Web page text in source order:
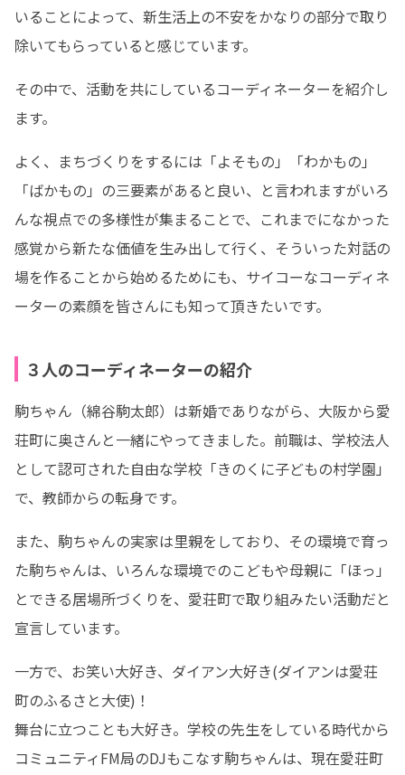
いることによって、新生活上の不安をかなりの部分で取り
除いてもらっていると感じています。
その中で、活動を共にしているコーディネーターを紹介し
ます。
よく、まちづくりをするには「よそもの」「わかもの」
「ばかもの」の三要素があると良い、と言われますがいろ
んな視点での多様性が集まることで、これまでになかった
感覚から新たな価値を生み出して行く、そういった対話の
場を作ることから始めるためにも、サイコーなコーディネ
ーターの素顔を皆さんにも知って頂きたいです。
３人のコーディネーターの紹介
駒ちゃん（綿谷駒太郎）は新婚でありながら、大阪から愛
荘町に奥さんと一緒にやってきました。前職は、学校法人
として認可された自由な学校「きのくに子どもの村学園」
で、教師からの転身です。
また、駒ちゃんの実家は里親をしており、その環境で育っ
た駒ちゃんは、いろんな環境でのこどもや母親に「ほっ」
とできる居場所づくりを、愛荘町で取り組みたい活動だと
宣言しています。
一方で、お笑い大好き、ダイアン大好き(ダイアンは愛荘
町のふるさと大使)！
舞台に立つことも大好き。学校の先生をしている時代から
コミュニティFM局のDJもこなす駒ちゃんは、現在愛荘町